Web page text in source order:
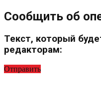
Сообщить об
Текст, который
редакторам:
Отправить